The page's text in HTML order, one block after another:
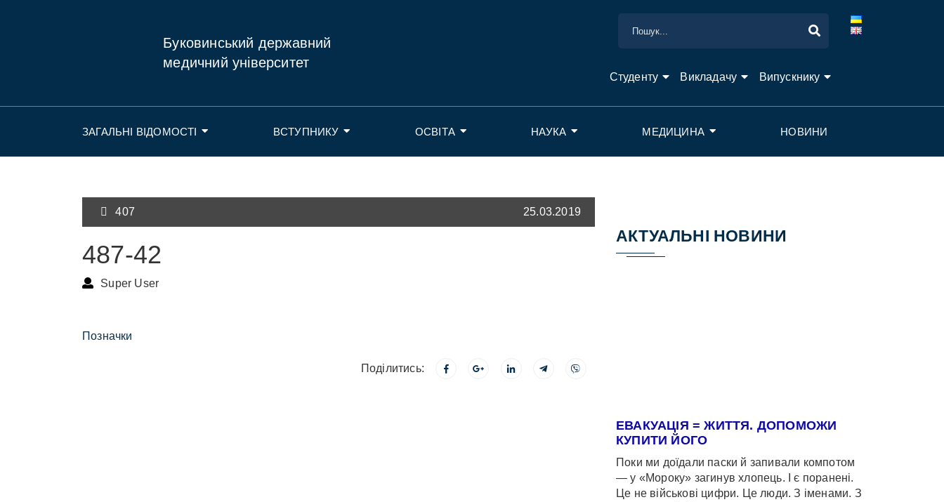
Буковинський державний
медичний університет
Студенту Викладачу Випускнику
ЗАГАЛЬНІ ВІДОМОСТІ ВСТУПНИКУ ОСВІТА НАУКА МЕДИЦИНА НОВИНИ
407 25.03.2019
487-42
Super User
Позначки
Поділитись:
АКТУАЛЬНІ НОВИНИ
ЕВАКУАЦІЯ = ЖИТТЯ. ДОПОМОЖИ
КУПИТИ ЙОГО
Поки ми доїдали паски й запивали компотом
— у «Мороку» загинув хлопець. І є поранені.
Це не військові цифри. Це люди. З іменами. З